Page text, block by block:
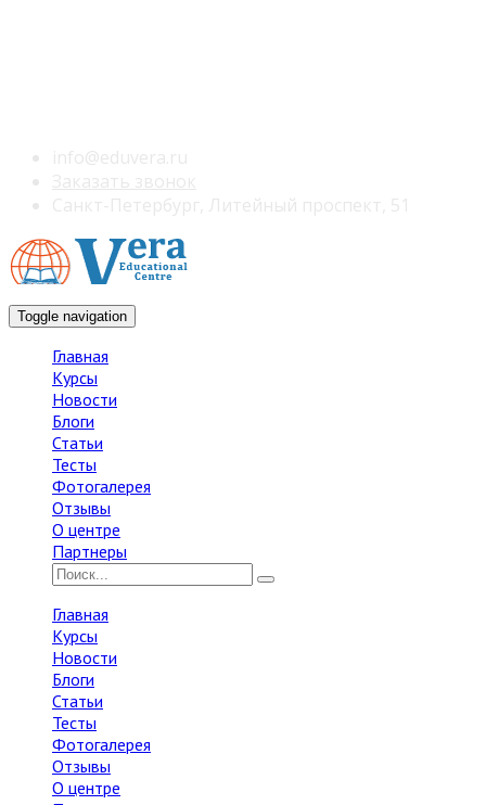
Toggle navigation
Главная
Курсы
Новости
Блоги
Статьи
Тесты
Фотогалерея
Отзывы
О центре
Партнеры
Главная
Курсы
Новости
Блоги
Статьи
Тесты
Фотогалерея
Отзывы
О центре